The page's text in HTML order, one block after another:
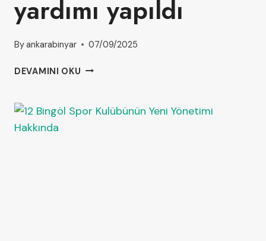
yardımı yapıldı
Byankarabinyar 07/09/2025
DEVAMINI OKU